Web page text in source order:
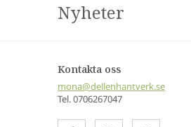
Nyheter
Kontakta oss
mona@dellenhantverk.se
Tel. 0706267047